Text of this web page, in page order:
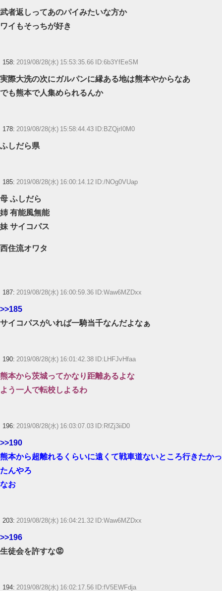
武者返しってあのパイみたいな方か
ワイもそっちが好き
158: 2019/08/28(水) 15:53:35.66 ID:6b3YfEeSM
実際大洗の次にガルパンに縁ある地は熊本やからなあ
でも熊本で人集められるんか
178: 2019/08/28(水) 15:58:44.43 ID:BZQjrI0M0
ふしだら県
185: 2019/08/28(水) 16:00:14.12 ID:/NOg0VUap
母 ふしだら
姉 有能風無能
妹 サイコパス
西住流オワタ
187: 2019/08/28(水) 16:00:59.36 ID:Waw6MZDxx
>>185
サイコパスがいれば一騎当千なんだよなぁ
190: 2019/08/28(水) 16:01:42.38 ID:LHFJvHfaa
熊本から茨城ってかなり距離あるよな
よう一人で転校しよるわ
196: 2019/08/28(水) 16:03:07.03 ID:RfZj3iiD0
>>190
熊本から超離れるくらいに遠くて戦車道ないところ行きたかっ
たんやろ
なお
203: 2019/08/28(水) 16:04:21.32 ID:Waw6MZDxx
>>196
生徒会を許すな😡
194: 2019/08/28(水) 16:02:17.56 ID:fV5EWFdja